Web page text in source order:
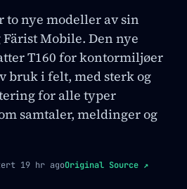
to nye modeller av sin
Mobile. Den nye
T160 for kontormiljøer
bruk i felt, med sterk og
for alle typer
samtaler, meldinger og
19 hr agoOriginal Source ↗